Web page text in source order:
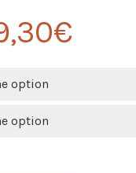
€
option
option